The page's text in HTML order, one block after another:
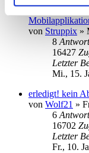
DKB-
von Struppix »
8
16427
Letzter
Mi., 15.
erledigt! kein
von Wolf21 »
6
16702
Letzter
Fr., 10.